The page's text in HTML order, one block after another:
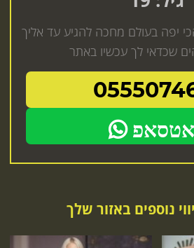
21 שלנו הכי יפה בעולם מחכה להגיע עד אליך
שכדאי לך עכשיו באתר
נוספים באזור שלך